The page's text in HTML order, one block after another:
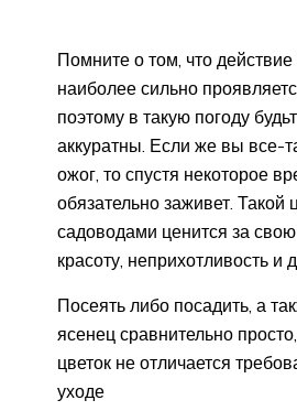
Помните о том, что действие
наиболее сильно
поэтому в такую погоду
аккуратны. Если же вы все-
ожог, то спустя некоторое
обязательно заживет. Такой
садоводами ценится за
красоту, неприхотливость и
Посеять либо посадить, а
ясенец сравнительно
цветок не отличается
уходе